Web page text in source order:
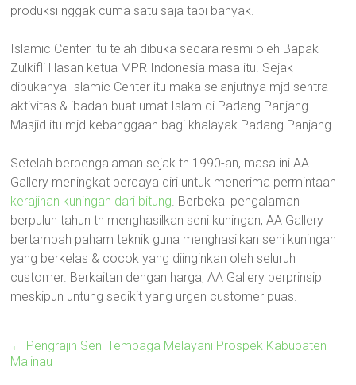
produksi nggak cuma satu saja tapi banyak.
Islamic Center itu telah dibuka secara resmi oleh Bapak
Zulkifli Hasan ketua MPR Indonesia masa itu. Sejak
dibukanya Islamic Center itu maka selanjutnya mjd sentra
aktivitas & ibadah buat umat Islam di Padang Panjang.
Masjid itu mjd kebanggaan bagi khalayak Padang Panjang.
Setelah berpengalaman sejak th 1990-an, masa ini AA
Gallery meningkat percaya diri untuk menerima permintaan
kerajinan kuningan dari bitung. Berbekal pengalaman
berpuluh tahun th menghasilkan seni kuningan, AA Gallery
bertambah paham teknik guna menghasilkan seni kuningan
yang berkelas & cocok yang diinginkan oleh seluruh
customer. Berkaitan dengan harga, AA Gallery berprinsip
meskipun untung sedikit yang urgen customer puas.
← Pengrajin Seni Tembaga Melayani Prospek Kabupaten
Malinau